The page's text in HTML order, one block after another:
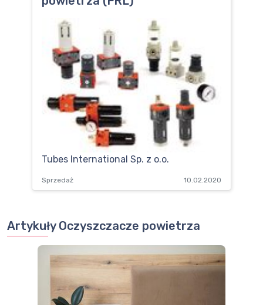
Tubes International Sp. z o.o.
Sprzedaż 10.02.2020
Artykuły Oczyszczacze powietrza